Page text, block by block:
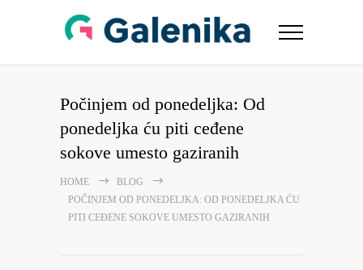
Počinjem od ponedeljka: Od
ponedeljka ću piti ceđene
sokove umesto gaziranih
HOME
BLOG
POČINJEM OD PONEDELJKA: OD PONEDELJKA ĆU
PITI CEĐENE SOKOVE UMESTO GAZIRANIH